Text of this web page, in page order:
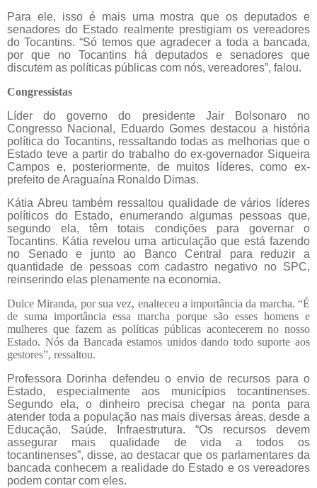
Para ele, isso é mais uma mostra que os deputados e
senadores do Estado realmente prestigiam os vereadores
do Tocantins. “Só temos que agradecer a toda a bancada,
por que no Tocantins há deputados e senadores que
discutem as políticas públicas com nós, vereadores”, falou.
Congressistas
Líder do governo do presidente Jair Bolsonaro no
Congresso Nacional, Eduardo Gomes destacou a história
política do Tocantins, ressaltando todas as melhorias que o
Estado teve a partir do trabalho do ex-governador Siqueira
Campos e, posteriormente, de muitos líderes, como ex-
prefeito de Araguaína Ronaldo Dimas.
Kátia Abreu também ressaltou qualidade de vários líderes
políticos do Estado, enumerando algumas pessoas que,
segundo ela, têm totais condições para governar o
Tocantins. Kátia revelou uma articulação que está fazendo
no Senado e junto ao Banco Central para reduzir a
quantidade de pessoas com cadastro negativo no SPC,
reinserindo elas plenamente na economia.
Dulce Miranda, por sua vez, enalteceu a importância da marcha. “É
de suma importância essa marcha porque são esses homens e
mulheres que fazem as políticas públicas acontecerem no nosso
Estado. Nós da Bancada estamos unidos dando todo suporte aos
gestores”, ressaltou.
Professora Dorinha defendeu o envio de recursos para o
Estado, especialmente aos municípios tocantinenses.
Segundo ela, o dinheiro precisa chegar na ponta para
atender toda a população nas mais diversas áreas, desde a
Educação, Saúde, Infraestrutura. “Os recursos devem
assegurar mais qualidade de vida a todos os
tocantinenses”, disse, ao destacar que os parlamentares da
bancada conhecem a realidade do Estado e os vereadores
podem contar com eles.